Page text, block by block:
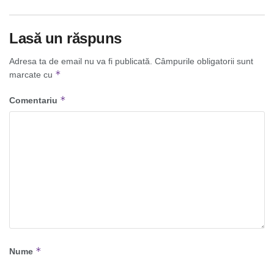
Lasă un răspuns
Adresa ta de email nu va fi publicată. Câmpurile obligatorii sunt
marcate cu *
Comentariu *
Nume *